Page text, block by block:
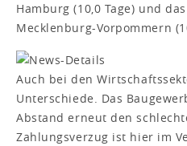
Hamburg (10,0 Tage) und
Mecklenburg-Vorpommern
Auch bei den
Unterschiede. Das
Abstand erneut den
Zahlungsverzug ist hier im